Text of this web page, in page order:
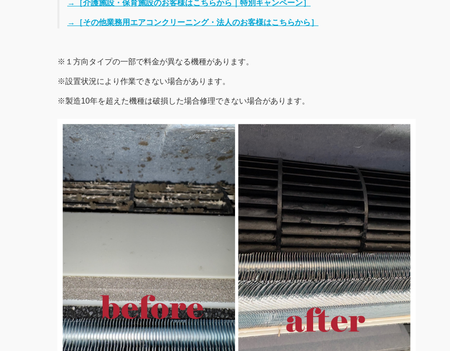
→［介護施設・保育施設のお客様はこちらから｜特別キャンペーン］
→［その他業務用エアコンクリーニング・法人のお客様はこちらから］
※１方向タイプの一部で料金が異なる機種があります。
※設置状況により作業できない場合があります。
※製造10年を超えた機種は破損した場合修理できない場合があります。